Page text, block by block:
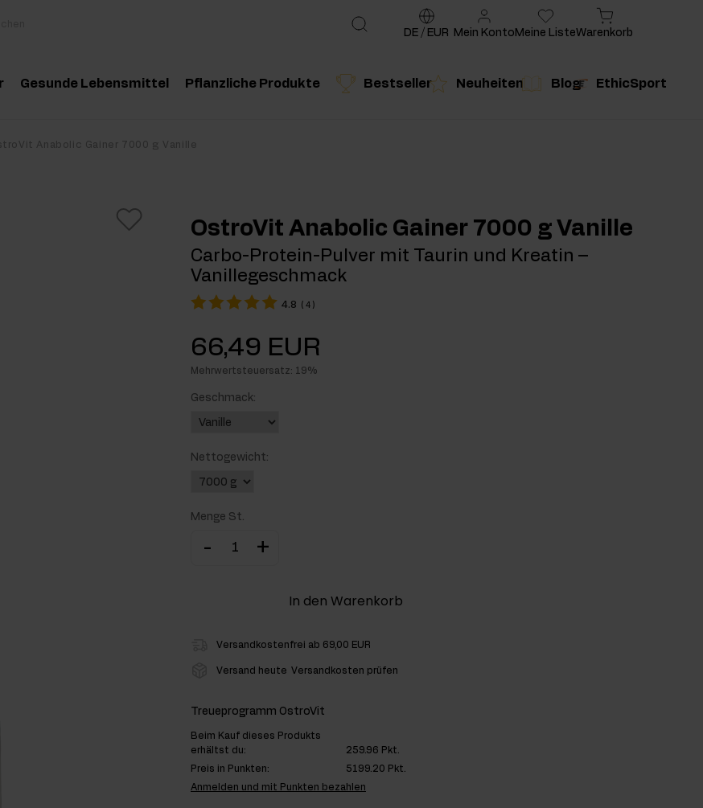
Produktempfehlung
Gesunde Lebensmittel
Erdnussbutter
Pflanzliche Produkte Bestseller Neuheiten Blog EthicSport
DE / EUR Mein Konto Meine ListeWarenkorb
Anabolic Gainer 7000 g Vanille
OstroVit Anabolic Gainer 7000 g Vanille
Carbo-Protein-Pulver mit Taurin und Kreatin –
Vanillegeschmack
4.8 ( 4 )
66,49 EUR
Mehrwertsteuersatz: 19%
Geschmack:
Nettogewicht:
Menge St.
- +
In den Warenkorb
Versandkostenfrei ab 69,00 EUR
Versand heute Versandkosten prüfen
Treueprogramm OstroVit
Beim Kauf dieses Produkts
erhältst du:
259.96 Pkt.
Preis in Punkten:
5199.20 Pkt.
Anmelden und mit Punkten bezahlen